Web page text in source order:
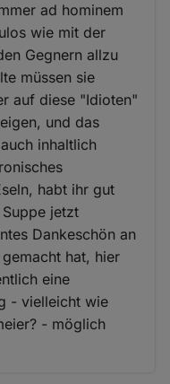
ad hominem
wie mit der
Gegnern allzu
müssen sie
auf diese "Idioten"
und das
inhaltlich
habt ihr gut
jetzt
Dankeschön an
hat, hier
eine
- vielleicht wie
- möglich